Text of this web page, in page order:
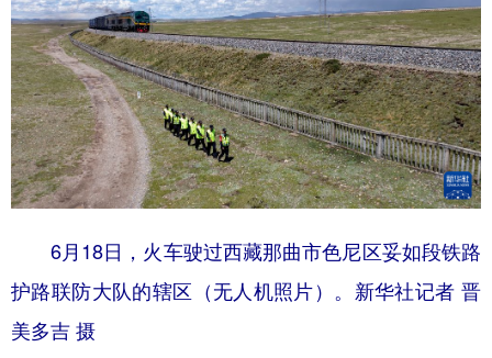
6月18日，火车驶过西藏那曲市色尼区妥如段铁路
护路联防大队的辖区（无人机照片）。新华社记者 晋
美多吉 摄